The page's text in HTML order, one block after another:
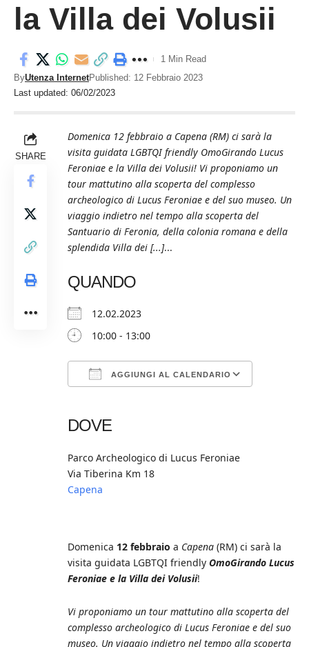
la Villa dei Volusii
Last updated: 06/02/2023
ByUtenza InternetPublished: 12 Febbraio 2023
1 Min Read
SHARE
Domenica 12 febbraio a Capena (RM) ci sarà la
visita guidata LGBTQI friendly OmoGirando Lucus
Feroniae e la Villa dei Volusii! Vi proponiamo un
tour mattutino alla scoperta del complesso
archeologico di Lucus Feroniae e del suo museo. Un
viaggio indietro nel tempo alla scoperta del
Santuario di Feronia, della colonia romana e della
splendida Villa dei [...]...
QUANDO
12.02.2023
10:00 - 13:00
AGGIUNGI AL CALENDARIO
DOVE
Parco Archeologico di Lucus Feroniae
Via Tiberina Km 18
Capena
Domenica 12 febbraio a Capena (RM) ci sarà la
visita guidata LGBTQI friendly OmoGirando Lucus
Feroniae e la Villa dei Volusii!
Vi proponiamo un tour mattutino alla scoperta del
complesso archeologico di Lucus Feroniae e del suo
museo. Un viaggio indietro nel tempo alla scoperta